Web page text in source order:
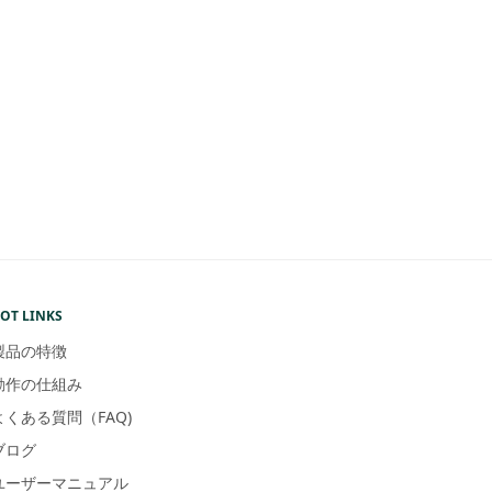
LINKS
品の特徴
作の仕組み
くある質問（FAQ)
ログ
ーザーマニュアル